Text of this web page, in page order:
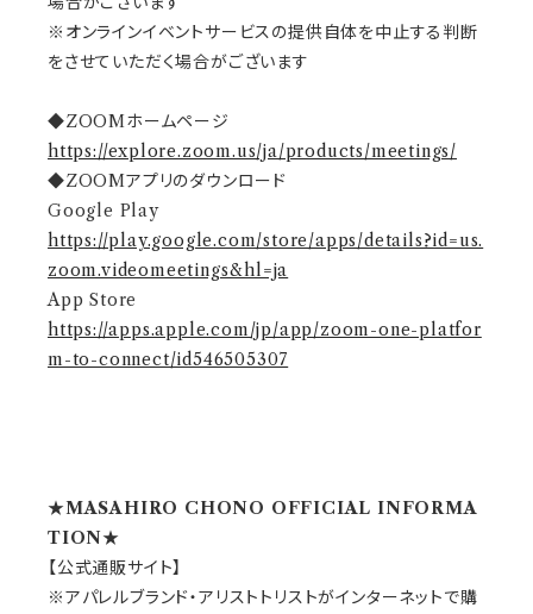
※オンラインイベントサービスの提供自体を中止する判断
をさせていただく場合がございます
◆ZOOMホームページ
https://explore.zoom.us/ja/products/meetings/
◆ZOOMアプリのダウンロード
Google Play
https://play.google.com/store/apps/details?id=us.
zoom.videomeetings&hl=ja
App Store
https://apps.apple.com/jp/app/zoom-one-platfor
m-to-connect/id546505307
★MASAHIRO CHONO OFFICIAL INFORMA
TION★
【公式通販サイト】
※アパレルブランド・アリストトリストがインターネットで購